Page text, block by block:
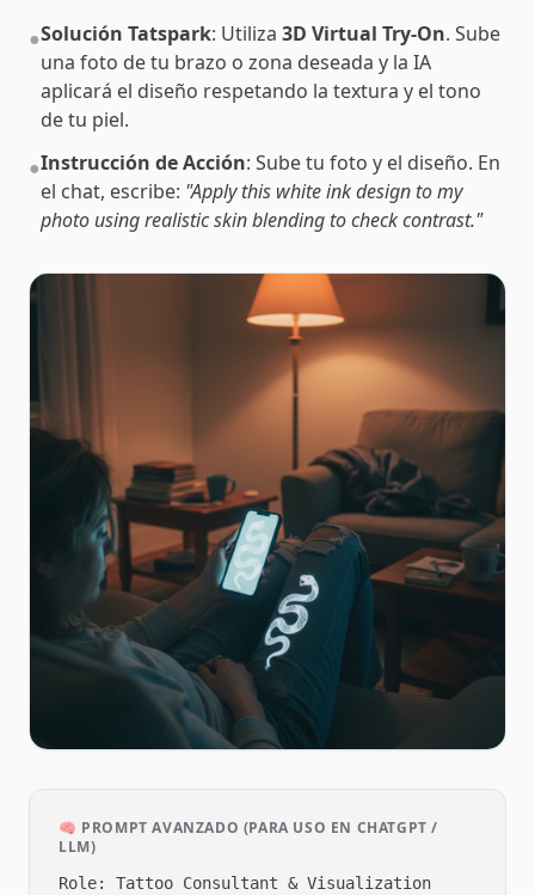
●Solución Tatspark: Utiliza 3D Virtual Try-On. Sube
una foto de tu brazo o zona deseada y la IA
aplicará el diseño respetando la textura y el tono
de tu piel.
●Instrucción de Acción: Sube tu foto y el diseño. En
el chat, escribe: "Apply this white ink design to my
photo using realistic skin blending to check contrast."
🧠 PROMPT AVANZADO (PARA USO EN CHATGPT /
LLM)
Role: Tattoo Consultant & Visualization